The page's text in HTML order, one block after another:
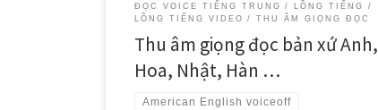
ĐỌC VOICE TIẾNG TRUNG
LỒNG TIẾNG
LỒNG TIẾNG VIDEO
THU ÂM GIỌNG ĐỌC
Thu âm giọng đọc bản xứ Anh,
Hoa, Nhật, Hàn …
American English voiceoff